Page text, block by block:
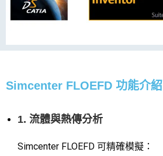
Simcenter FLOEFD 功能介紹
1. 流體與熱傳分析
Simcenter FLOEFD 可精確模擬：